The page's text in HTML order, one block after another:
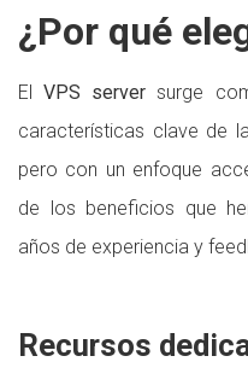
¿Por qué
ElVPS server surge
características clave de
pero con un enfoque
de los beneficios que
años de experiencia y
Recursos